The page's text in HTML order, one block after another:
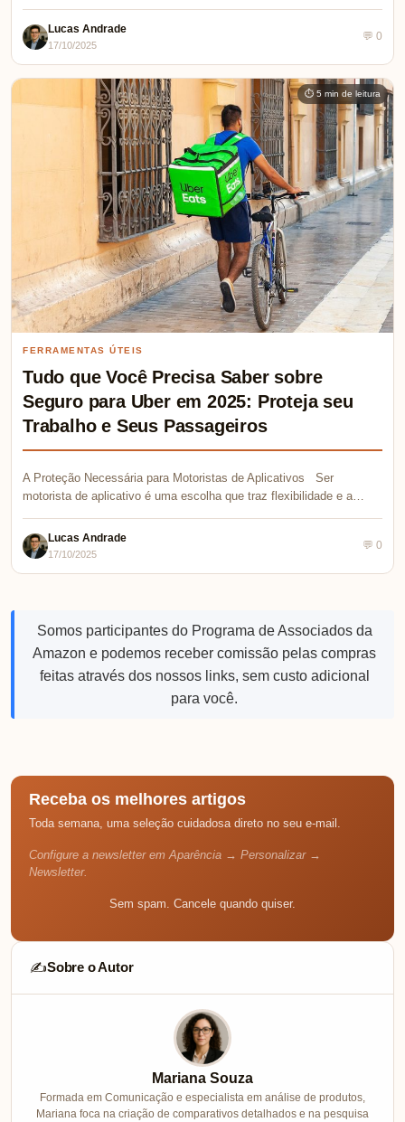
Lucas Andrade
17/10/2025
💬 0
⏱ 5 min de leitura
FERRAMENTAS ÚTEIS
Tudo que Você Precisa Saber sobre
Seguro para Uber em 2025: Proteja seu
Trabalho e Seus Passageiros
A Proteção Necessária para Motoristas de Aplicativos Ser
motorista de aplicativo é uma escolha que traz flexibilidade e a…
Lucas Andrade
17/10/2025
💬 0
Somos participantes do Programa de Associados da
Amazon e podemos receber comissão pelas compras
feitas através dos nossos links, sem custo adicional
para você.
Receba os melhores artigos
Toda semana, uma seleção cuidadosa direto no seu e-mail.
Configure a newsletter em Aparência → Personalizar →
Newsletter.
Sem spam. Cancele quando quiser.
✍️Sobre o Autor
Mariana Souza
Formada em Comunicação e especialista em análise de produtos,
Mariana foca na criação de comparativos detalhados e na pesquisa